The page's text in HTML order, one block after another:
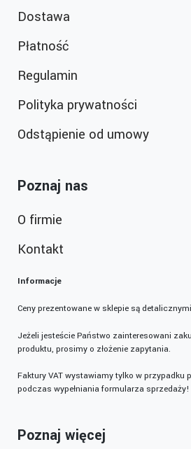
Dostawa
Płatność
Regulamin
Polityka prywatności
Odstąpienie od umowy
Poznaj nas
O firmie
Kontakt
Informacje
Ceny prezentowane w sklepie są
Jeżeli jesteście Państwo zainteresowani
produktu, prosimy o złożenie zapytania.
Faktury VAT wystawiamy tylko w przypadku
podczas wypełniania formularza sprzedaży!
Poznaj więcej